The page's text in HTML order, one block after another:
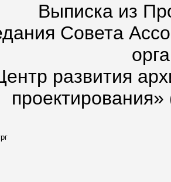
Выписка из
Совета
развития